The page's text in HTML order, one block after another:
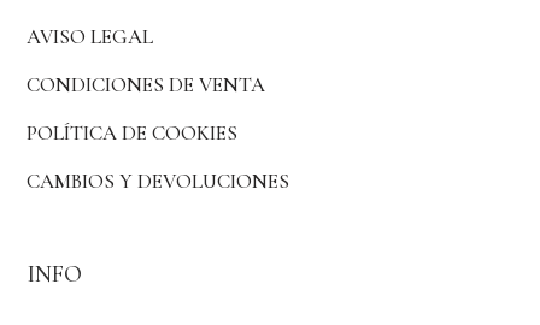
AVISO LEGAL
CONDICIONES DE VENTA
POLÍTICA DE COOKIES
CAMBIOS Y DEVOLUCIONES
INFO